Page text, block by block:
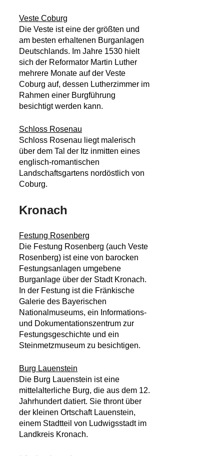
Veste Coburg
Die Veste ist eine der größten und
am besten erhaltenen Burganlagen
Deutschlands. Im Jahre 1530 hielt
sich der Reformator Martin Luther
mehrere Monate auf der Veste
Coburg auf, dessen Lutherzimmer im
Rahmen einer Burgführung
besichtigt werden kann.
Schloss Rosenau
Schloss Rosenau liegt malerisch
über dem Tal der Itz inmitten eines
englisch-romantischen
Landschaftsgartens nordöstlich von
Coburg.
Kronach
Festung Rosenberg
Die Festung Rosenberg (auch Veste
Rosenberg) ist eine von barocken
Festungsanlagen umgebene
Burganlage über der Stadt Kronach.
In der Festung ist die Fränkische
Galerie des Bayerischen
Nationalmuseums, ein Informations-
und Dokumentationszentrum zur
Festungsgeschichte und ein
Steinmetzmuseum zu besichtigen.
Burg Lauenstein
Die Burg Lauenstein ist eine
mittelalterliche Burg, die aus dem 12.
Jahrhundert datiert. Sie thront über
der kleinen Ortschaft Lauenstein,
einem Stadtteil von Ludwigsstadt im
Landkreis Kronach.